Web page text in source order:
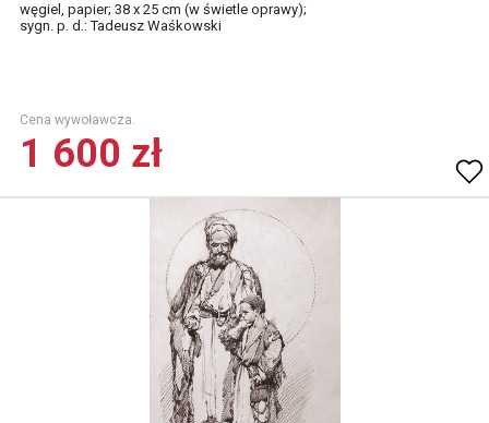
węgiel, papier; 38 x 25 cm (w świetle oprawy);
sygn. p. d.: Tadeusz Waśkowski
Cena wywoławcza.
1 600 zł